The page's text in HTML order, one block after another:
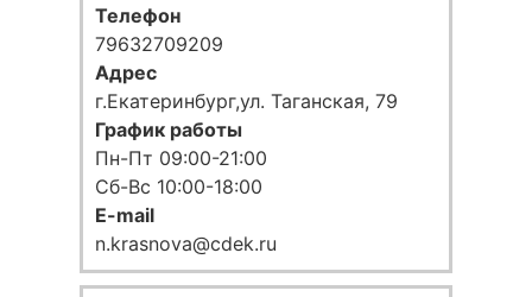
Телефон
79632709209
Адрес
г.Екатеринбург,ул. Таганская, 79
График работы
Пн-Пт 09:00-21:00
Сб-Вс 10:00-18:00
E-mail
n.krasnova@cdek.ru